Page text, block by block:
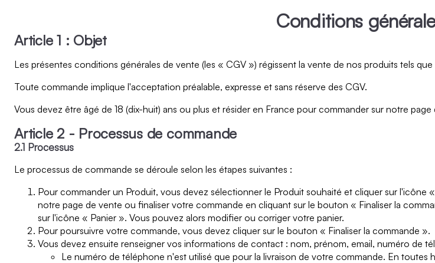
Conditions
Article 1 : Objet
Les présentes conditions générales de vente (les « CGV ») régissent la vente de nos produits tels
Toute commande implique l'acceptation préalable, expresse et sans réserve des CGV.
Vous devez être âgé de 18 (dix-huit) ans ou plus et résider en France pour commander sur notre page
Article 2 - Processus de commande
2.1 Processus
Le processus de commande se déroule selon les étapes suivantes :
Pour commander un Produit, vous devez sélectionner le Produit souhaité et cliquer sur
notre page de vente ou finaliser votre commande en cliquant sur le bouton « Finaliser la
sur l'icône « Panier ». Vous pouvez alors modifier ou corriger votre panier.
Pour poursuivre votre commande, vous devez cliquer sur le bouton « Finaliser la commande ».
Vous devez ensuite renseigner vos informations de contact : nom, prénom, email, numéro de
Le numéro de téléphone n'est utilisé que pour la livraison de votre commande. En